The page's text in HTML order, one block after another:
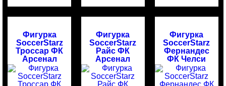
Фигурка
SoccerStarz
Троссар ФК
Арсенал
Фигурка
SoccerStarz
Райс ФК
Арсенал
Фигурка
SoccerStarz
Фернандес
ФК Челси